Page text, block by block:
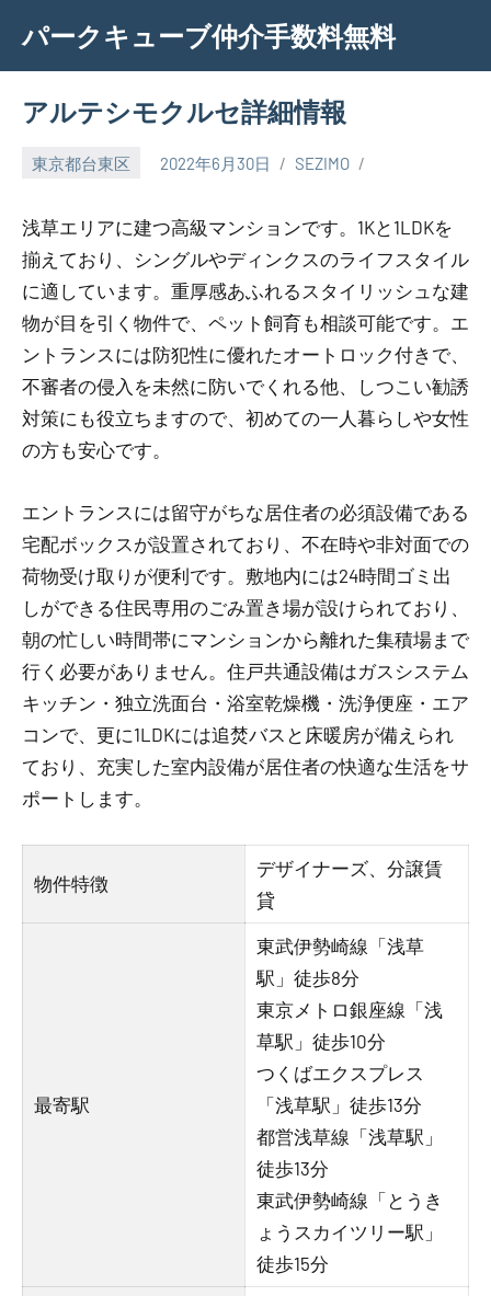
content
パークキューブ仲介手数料無料
アルテシモクルセ詳細情報
東京都台東区 2022年6月30日 SEZIMO
浅草エリアに建つ高級マンションです。1Kと1LDKを
揃えており、シングルやディンクスのライフスタイル
に適しています。重厚感あふれるスタイリッシュな建
物が目を引く物件で、ペット飼育も相談可能です。エ
ントランスには防犯性に優れたオートロック付きで、
不審者の侵入を未然に防いでくれる他、しつこい勧誘
対策にも役立ちますので、初めての一人暮らしや女性
の方も安心です。
エントランスには留守がちな居住者の必須設備である
宅配ボックスが設置されており、不在時や非対面での
荷物受け取りが便利です。敷地内には24時間ゴミ出
しができる住民専用のごみ置き場が設けられており、
朝の忙しい時間帯にマンションから離れた集積場まで
行く必要がありません。住戸共通設備はガスシステム
キッチン・独立洗面台・浴室乾燥機・洗浄便座・エア
コンで、更に1LDKには追焚バスと床暖房が備えられ
ており、充実した室内設備が居住者の快適な生活をサ
ポートします。
物件特徴
デザイナーズ、分譲賃
貸
最寄駅
東武伊勢崎線「浅草
駅」徒歩8分
東京メトロ銀座線「浅
草駅」徒歩10分
つくばエクスプレス
「浅草駅」徒歩13分
都営浅草線「浅草駅」
徒歩13分
東武伊勢崎線「とうき
ょうスカイツリー駅」
徒歩15分